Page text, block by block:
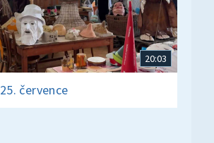
20:03
25. července